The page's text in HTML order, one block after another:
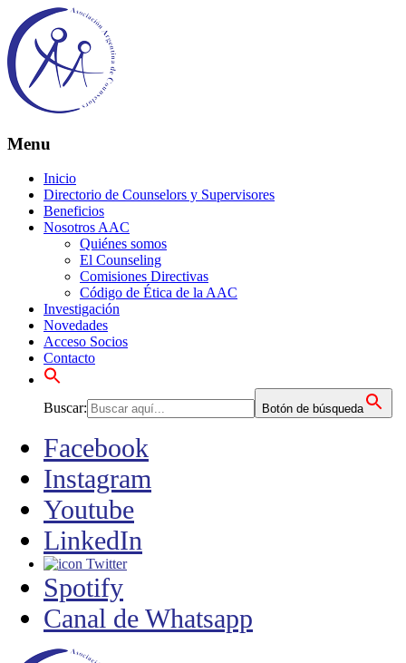
Menu
Inicio
Directorio de Counselors y Supervisores
Beneficios
Nosotros AAC
Quiénes somos
El Counseling
Comisiones Directivas
Código de Ética de la AAC
Investigación
Novedades
Acceso Socios
Contacto
Buscar: Botón de búsqueda
Facebook
Instagram
Youtube
LinkedIn
Twitter
Spotify
Canal de Whatsapp